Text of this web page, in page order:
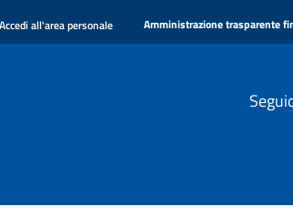
Accedi all'area personale Amministrazione trasparente